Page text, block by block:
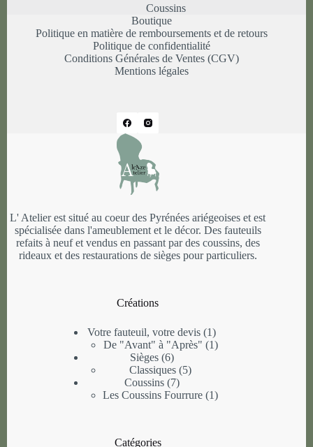
Coussins
Boutique
Politique en matière de remboursements et de retours
Politique de confidentialité
Conditions Générales de Ventes (CGV)
Mentions légales
L' Atelier est situé au coeur des Pyrénées ariégeoises et est
spécialisée dans l'ameublement et le décor. Des fauteuils
refaits à neuf et vendus en passant par des coussins, des
rideaux et des restaurations de sièges pour particuliers.
Créations
Votre fauteuil, votre devis 11
produit
De "Avant" à "Après" 11
Sièges 66
produits
Classiques 55
Coussins 77
produits
Les Coussins Fourrure 11
Catégories